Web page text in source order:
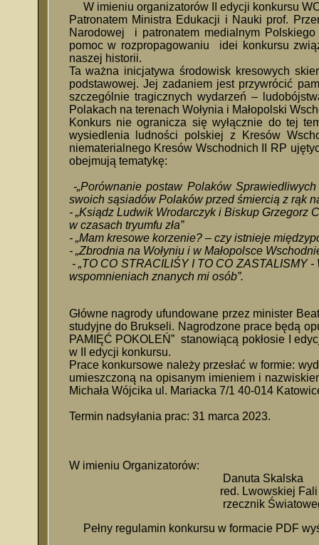
W imieniu organizatorów II edycji konkursu
Patronatem Ministra Edukacji i Nauki prof.
Narodowej i patronatem medialnym
pomoc w rozpropagowaniu idei konkursu
naszej historii.
Ta ważna inicjatywa środowisk kresowych
podstawowej. Jej zadaniem jest przywrócić
szczególnie tragicznych wydarzeń –
Polakach na terenach Wołynia i Małopolski
Konkurs nie ogranicza się wyłącznie do tej
wysiedlenia ludności polskiej z Kresów
niematerialnego Kresów Wschodnich II RP
obejmują tematykę:
-„Porównanie postaw Polaków
swoich sąsiadów Polaków przed śmiercią z rąk
- „Ksiądz Ludwik Wrodarczyk i Biskup Grzegorz
w czasach tryumfu zła”
- „Mam kresowe korzenie? – czy istnieje
- „Zbrodnia na Wołyniu i w Małopolsce
- „TO CO STRACILIŚY I TO CO ZASTALISMY
wspomnieniach znanych mi osób”.
Główne nagrody ufundowane przez minister
studyjne do Brukseli. Nagrodzone prace będą
PAMIĘĆ POKOLEŃ” stanowiącą pokłosie I
w II edycji konkursu.
Prace konkursowe należy przesłać w formie:
umieszczoną na opisanym imieniem i
Michała Wójcika ul. Mariacka 7/1 40-014
Termin nadsyłania prac: 31 marca 2023.
W imieniu Organizatorów:
Danuta Skalska
red. Lwowskiej Fali
rzecznik Światowego
Pełny regulamin konkursu w formacie PDF